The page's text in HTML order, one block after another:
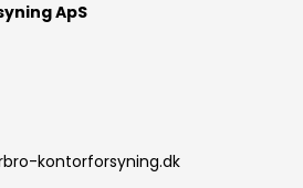
ApS
kontorforsyning.dk